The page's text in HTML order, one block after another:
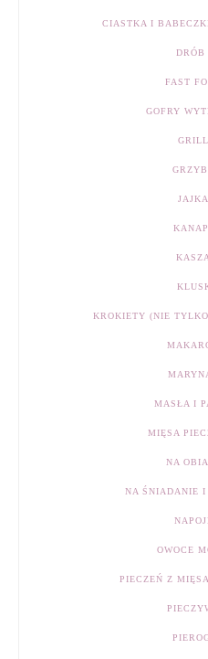
CIASTKA I
DRÓB
FAST
GOFRY
GRILL
JAJKA
KASZA
KROKIETY (NIE
MASŁA I
MIĘSA
NA
NA ŚNIADANIE I
OWOCE
PIECZEŃ Z